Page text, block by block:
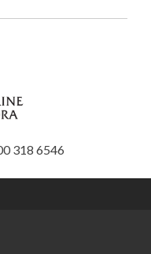
318 6546